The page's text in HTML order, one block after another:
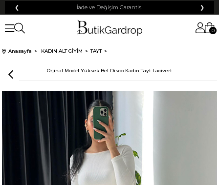
❮ Tüm Kredi Kartlarına +12 Taksit İmkanı! ❯
0
Anasayfa KADIN ALT GİYİM TAYT
Orjinal Model Yüksek Bel Disco Kadın Tayt Lacivert